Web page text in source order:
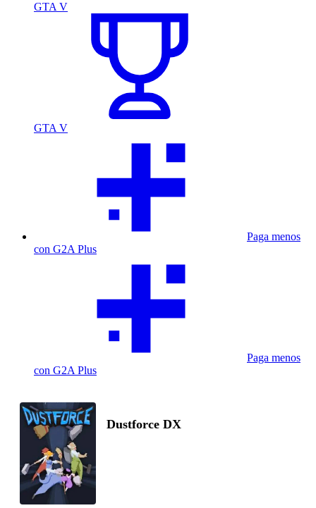
GTA V
GTA V
Paga menos
con G2A Plus
Paga menos
con G2A Plus
Dustforce DX